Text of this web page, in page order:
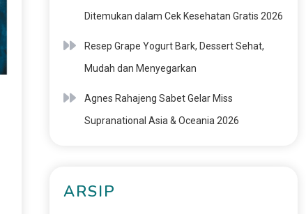
Ditemukan dalam Cek Kesehatan Gratis 2026
Resep Grape Yogurt Bark, Dessert Sehat,
Mudah dan Menyegarkan
Agnes Rahajeng Sabet Gelar Miss
Supranational Asia & Oceania 2026
ARSIP